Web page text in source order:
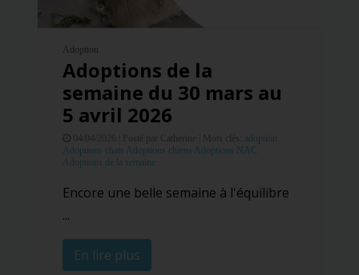
Adoption
Adoptions de la
semaine du 30 mars au
5 avril 2026
Posté par Catherine |
adoption
Adoptions chats Adoptions chiens Adoptions NAC
Adoptions de la semaine
Encore une belle semaine à l'équilibre
...
En lire plus